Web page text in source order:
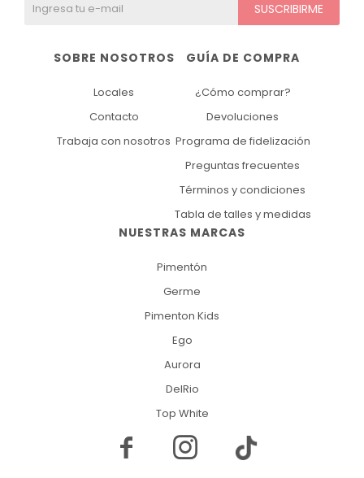
NUESTRAS MARCAS
Pimentón
Germe
Pimenton Kids
Ego
Aurora
DelRio
Top White
GUÍA DE COMPRA
¿Cómo comprar?
Devoluciones
Programa de fidelización
Preguntas frecuentes
Términos y condiciones
Tabla de talles y medidas
SOBRE NOSOTROS
Locales
Contacto
Trabaja con nosotros
SUSCRIBIRME
 